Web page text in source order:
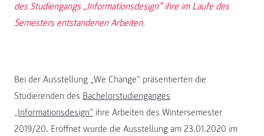
des Studiengangs „Informationsdesign” ihre im Laufe des
Semesters entstandenen Arbeiten.
Bei der Ausstellung „We Change“ präsentierten die
Studierenden des Bachelorstudienganges
„Informationsdesign” ihre Arbeiten des Wintersemester
2019/20. Eröffnet wurde die Ausstellung am 23.01.2020 im